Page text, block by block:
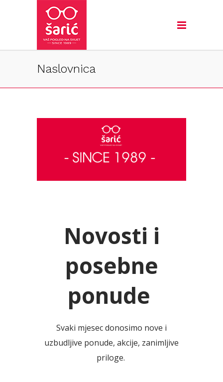
Naslovnica
Novosti i
posebne
ponude
Svaki mjesec donosimo nove i
uzbudljive ponude, akcije, zanimljive
priloge.